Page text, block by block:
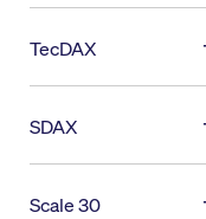
TecDAX
SDAX
Scale 30